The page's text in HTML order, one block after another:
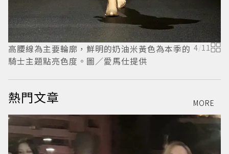
高腰線為主要輪廓，鮮明的奶油米黃色為本季的
騎士主題點亮色度。圖／愛馬仕提供
4/11
熱門文章 MORE